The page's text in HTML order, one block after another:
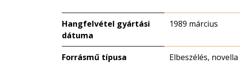
Hangfelvétel gyártási
dátuma
1989 március
Forrásmű típusa Elbeszélés, novella